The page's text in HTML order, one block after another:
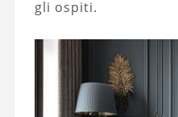
gli ospiti.